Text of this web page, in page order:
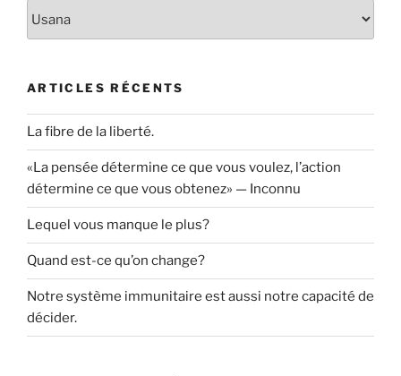
ARTICLES RÉCENTS
La fibre de la liberté.
«La pensée détermine ce que vous voulez, l’action
détermine ce que vous obtenez» — Inconnu
Lequel vous manque le plus?
Quand est-ce qu’on change?
Notre système immunitaire est aussi notre capacité de
décider.